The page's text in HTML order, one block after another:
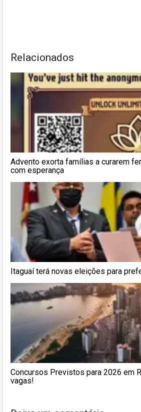
Relacionados
Advento exorta famílias a curarem
com esperança
Itaguaí terá novas eleições para
Concursos Previstos para 2026 em
vagas!